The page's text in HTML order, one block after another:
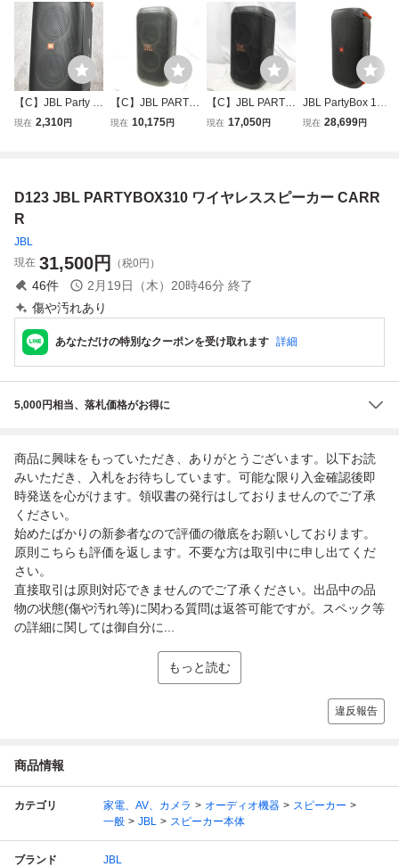
【C】JBL Party B
ox 110 スピーカー
現在 2,310円
【C】JBL PARTY
BOX CLUB120 パ
現在 10,175円
【C】JBL PARTY
BOX CLUB120 パ
現在 17,050円
JBL PartyBox 110
Bluetoothスピーカ
現在 28,699円
D123 JBL PARTYBOX310 ワイヤレススピーカー CARR
R
JBL
現在 31,500円 （税0円）
46件 2月19日（木）20時46分 終了
傷や汚れあり
あなただけの特別なクーポンを受け取れます 詳細
5,000円相当、落札価格がお得に
商品に興味をもっていただき、ありがとうございます。以下お読
みいただき、入札をお待ちしています。可能な限り入金確認後即
時発送を心がけます。領収書の発行はしておりませんのでご了承
ください。
始めたばかりの新参者なので評価の徹底をお願いしております。
原則こちらも評価を返します。不要な方は取引中に申し出てくだ
さい。
直接取引は原則対応できませんのでご了承ください。出品中の品
物の状態(傷や汚れ等)に関わる質問は返答可能ですが。スペック等
の詳細に関しては御自分に...
もっと読む
違反報告
商品情報
カテゴリ 家電、AV、カメラ オーディオ機器
スピーカー
一般
JBL スピーカー本体
ブランド JBL